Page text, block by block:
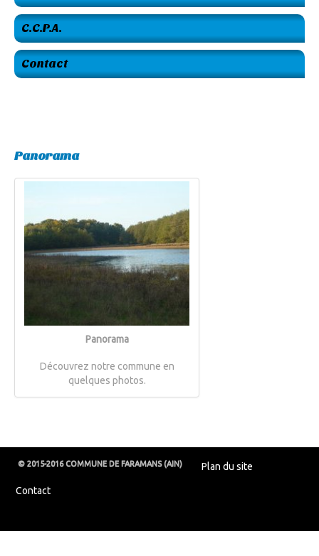
C.C.P.A.
Contact
Panorama
Panorama
Découvrez notre commune en
quelques photos.
© 2015-2016 COMMUNE DE FARAMANS (AIN) Plan du site
Contact